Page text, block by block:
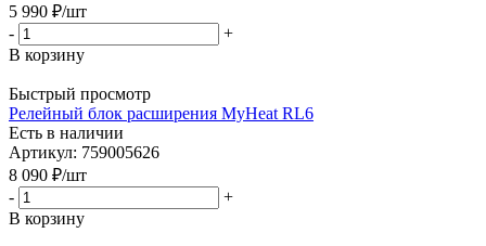
5 990 ₽/шт
-
+
В корзину
Быстрый просмотр
Релейный блок расширения MyHeat RL6
Есть в наличии
Артикул: 759005626
8 090 ₽/шт
-
+
В корзину